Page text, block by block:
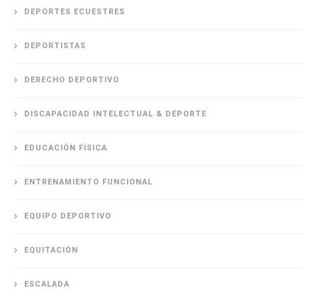
DEPORTES ECUESTRES
DEPORTISTAS
DERECHO DEPORTIVO
DISCAPACIDAD INTELECTUAL & DEPORTE
EDUCACIÓN FÍSICA
ENTRENAMIENTO FUNCIONAL
EQUIPO DEPORTIVO
EQUITACIÓN
ESCALADA